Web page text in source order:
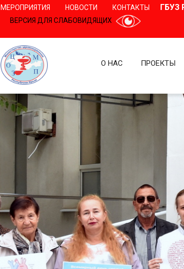
МЕРОПРИЯТИЯ НОВОСТИ
КОНТАКТЫ
ВЕРСИЯ ДЛЯ СЛАБОВИДЯЩИХ
ГБУЗ
О НАС ПРОЕКТЫ